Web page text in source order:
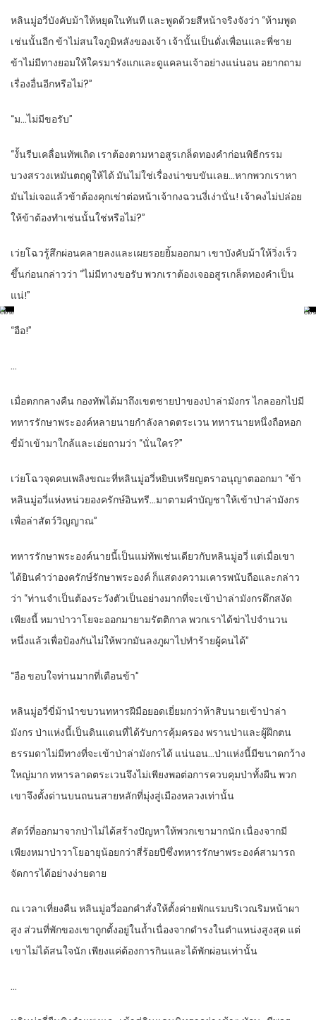
หลินมู่อวี่บังคับม้าให้หยุดในทันที และพูดด้วยสีหน้าจริงจังว่า “ห้ามพูด
เช่นนั้นอีก ข้าไม่สนใจภูมิหลังของเจ้า เจ้านั้นเป็นดั่งเพื่อนและพี่ชาย
ข้าไม่มีทางยอมให้ใครมารังแกและดูแคลนเจ้าอย่างแน่นอน อยากถาม
เรื่องอื่นอีกหรือไม่?”
“ม…ไม่มีขอรับ”
“งั้นรีบเคลื่อนทัพเถิด เราต้องตามหาอสูรเกล็ดทองคำก่อนพิธีกรรม
บวงสรวงเหมันตฤดูให้ได้ มันไม่ใช่เรื่องน่าขบขันเลย…หากพวกเราหา
มันไม่เจอแล้วข้าต้องคุกเข่าต่อหน้าเจ้ากงฉวนงี่เง่านั่น! เจ้าคงไม่ปล่อย
ให้ข้าต้องทำเช่นนั้นใช่หรือไม่?”
เว่ยโฉวรู้สึกผ่อนคลายลงและเผยรอยยิ้มออกมา เขาบังคับม้าให้วิ่งเร็ว
ขึ้นก่อนกล่าวว่า “ไม่มีทางขอรับ พวกเราต้องเจออสูรเกล็ดทองคำเป็น
แน่!”
“อือ!”
…
เมื่อตกกลางคืน กองทัพได้มาถึงเขตชายป่าของป่าล่ามังกร ไกลออกไปมี
ทหารรักษาพระองค์หลายนายกำลังลาดตระเวน ทหารนายหนึ่งถือหอก
ขี่ม้าเข้ามาใกล้และเอ่ยถามว่า “นั่นใคร?”
เว่ยโฉวจุดคบเพลิงขณะที่หลินมู่อวี่หยิบเหรียญตราอนุญาตออกมา “ข้า
หลินมู่อวี่แห่งหน่วยองครักษ์อินทรี…มาตามคำบัญชาให้เข้าป่าล่ามังกร
เพื่อล่าสัตว์วิญญาณ”
ทหารรักษาพระองค์นายนี้เป็นแม่ทัพเช่นเดียวกับหลินมู่อวี่ แต่เมื่อเขา
ได้ยินคำว่าองครักษ์รักษาพระองค์ ก็แสดงความเคารพนับถือและกล่าว
ว่า “ท่านจำเป็นต้องระวังตัวเป็นอย่างมากที่จะเข้าป่าล่ามังกรดึกสงัด
เพียงนี้ หมาป่าวาโยจะออกมายามรัตติกาล พวกเราได้ฆ่าไปจำนวน
หนึ่งแล้วเพื่อป้องกันไม่ให้พวกมันลงภูผาไปทำร้ายผู้คนได้”
“อือ ขอบใจท่านมากที่เตือนข้า”
หลินมู่อวี่ขี่ม้านำขบวนทหารฝีมือยอดเยี่ยมกว่าห้าสิบนายเข้าป่าล่า
มังกร ป่าแห่งนี้เป็นดินแดนที่ได้รับการคุ้มครอง พรานป่าและผู้ฝึกตน
ธรรมดาไม่มีทางที่จะเข้าป่าล่ามังกรได้ แน่นอน…ป่าแห่งนี้มีขนาดกว้าง
ใหญ่มาก ทหารลาดตระเวนจึงไม่เพียงพอต่อการควบคุมป่าทั้งผืน พวก
เขาจึงตั้งด่านบนถนนสายหลักที่มุ่งสู่เมืองหลวงเท่านั้น
สัตว์ที่ออกมาจากป่าไม่ได้สร้างปัญหาให้พวกเขามากนัก เนื่องจากมี
เพียงหมาป่าวาโยอายุน้อยกว่าสี่ร้อยปีซึ่งทหารรักษาพระองค์สามารถ
จัดการได้อย่างง่ายดาย
ณ เวลาเที่ยงคืน หลินมู่อวี่ออกคำสั่งให้ตั้งค่ายพักแรมบริเวณริมหน้าผา
สูง ส่วนที่พักของเขาถูกตั้งอยู่ในถ้ำเนื่องจากดำรงในตำแหน่งสูงสุด แต่
เขาไม่ได้สนใจนัก เพียงแค่ต้องการกินและได้พักผ่อนเท่านั้น
…